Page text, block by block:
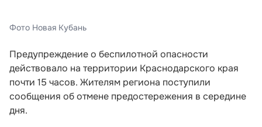
Фото Новая Кубань
Предупреждение о беспилотной опасности
действовало на территории Краснодарского края
почти 15 часов. Жителям региона поступили
сообщения об отмене предостережения в середине
дня.